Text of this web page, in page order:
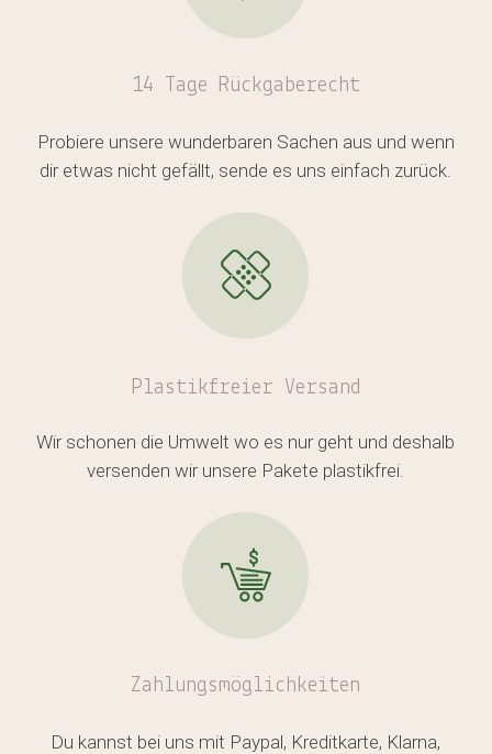
Es befinden sich keine Produkte
im Warenkorb.
14 Tage Rückgaberecht
Probiere unsere wunderbaren Sachen aus und wenn
dir etwas nicht gefällt, sende es uns einfach zurück.
Plastikfreier Versand
Wir schonen die Umwelt wo es nur geht und deshalb
versenden wir unsere Pakete plastikfrei.
Zahlungsmöglichkeiten
Du kannst bei uns mit Paypal, Kreditkarte, Klarna,